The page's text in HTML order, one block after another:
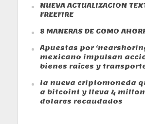
NUEVA ACTUALIZACION
FREEFIRE
8 MANERAS DE COMO
Apuestas por
mexicano impulsan
bienes raíces y
la nueva criptomoneda
a bitcoint y lleva 4
dolares recaudados